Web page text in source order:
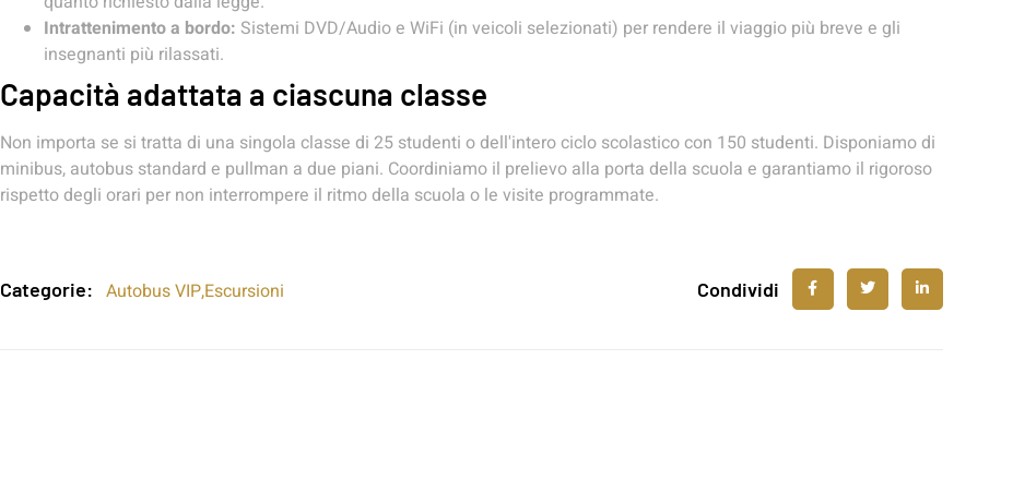
Intrattenimento a bordo: Sistemi DVD/Audio e WiFi (in veicoli selezionati) per rendere il viaggio più breve e gli
insegnanti più rilassati.
Capacità adattata a ciascuna classe
Non importa se si tratta di una singola classe di 25 studenti o dell'intero ciclo scolastico con 150 studenti. Disponiamo di
minibus, autobus standard e pullman a due piani. Coordiniamo il prelievo alla porta della scuola e garantiamo il rigoroso
rispetto degli orari per non interrompere il ritmo della scuola o le visite programmate.
Categorie: Autobus VIP,Escursioni Condividi